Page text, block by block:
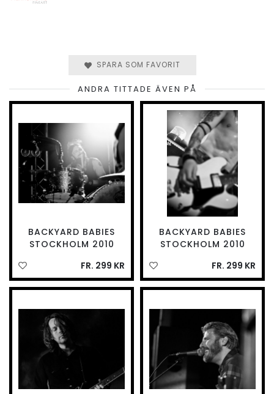
SPARA SOM FAVORIT
ANDRA TITTADE ÄVEN PÅ
BACKYARD BABIES
STOCKHOLM 2010
FR. 299 KR
BACKYARD BABIES
STOCKHOLM 2010
FR. 299 KR